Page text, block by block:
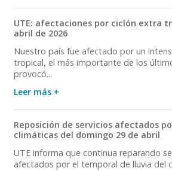
UTE: afectaciones por ciclón extra
abril de 2026
Nuestro país fue afectado por un
tropical, el más importante de los
provocó...
Leer más +
Reposición de servicios afectados
climáticas del domingo 29 de abril
UTE informa que continua reparando
afectados por el temporal de lluvia del